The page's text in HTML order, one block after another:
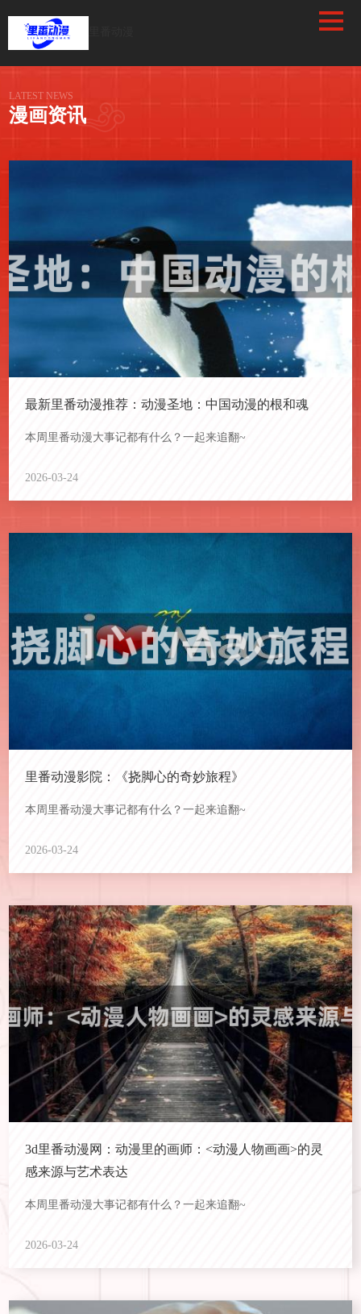
LATEST NEWS
漫画资讯
最新里番动漫推荐：动漫圣地：中国动漫的根和魂
本周里番动漫大事记都有什么？一起来追翻~
2026-03-24
里番动漫影院：《挠脚心的奇妙旅程》
本周里番动漫大事记都有什么？一起来追翻~
2026-03-24
3d里番动漫网：动漫里的画师：<动漫人物画画>的灵
感来源与艺术表达
本周里番动漫大事记都有什么？一起来追翻~
2026-03-24